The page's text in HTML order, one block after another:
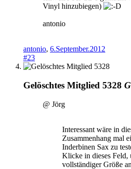
Vinyl hinzubiegen)
antonio
antonio, 6.September.2012
#23
Gelöschtes Mitglied 5328
@ Jörg
Interessant wäre in
Zusammenhang mal
Inderbinen Sax zu
Klicke in dieses Feld,
vollständiger Größe